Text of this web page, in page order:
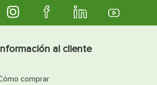
al cliente
comprar